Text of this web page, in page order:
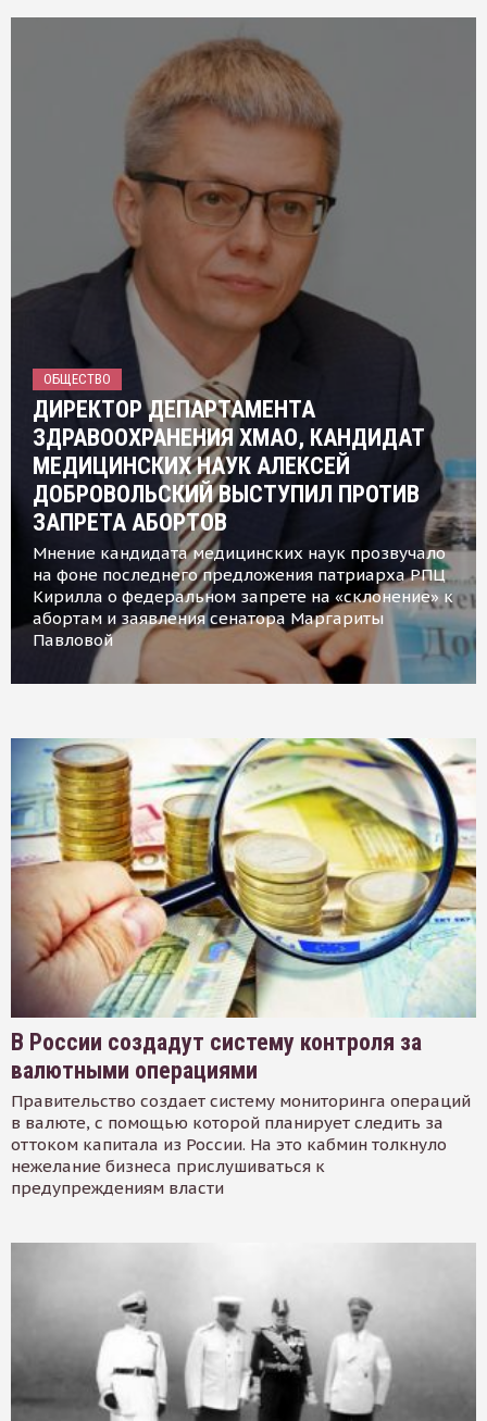
ОБЩЕСТВО
ДИРЕКТОР ДЕПАРТАМЕНТА
ЗДРАВООХРАНЕНИЯ ХМАО, КАНДИДАТ
МЕДИЦИНСКИХ НАУК АЛЕКСЕЙ
ДОБРОВОЛЬСКИЙ ВЫСТУПИЛ ПРОТИВ
ЗАПРЕТА АБОРТОВ
Мнение кандидата медицинских наук прозвучало
на фоне последнего предложения патриарха РПЦ
Кирилла о федеральном запрете на «склонение» к
абортам и заявления сенатора Маргариты
Павловой
В России создадут систему контроля за
валютными операциями
Правительство создает систему мониторинга операций
в валюте, с помощью которой планирует следить за
оттоком капитала из России. На это кабмин толкнуло
нежелание бизнеса прислушиваться к
предупреждениям власти